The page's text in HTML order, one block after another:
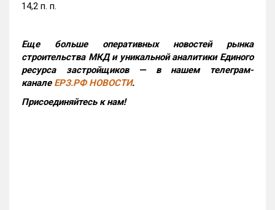
14,2 п. п.
Еще больше оперативных новостей рынка
строительства МКД и уникальной аналитики Единого
ресурса застройщиков — в нашем телеграм-
канале ЕРЗ.РФ НОВОСТИ.
Присоединяйтесь к нам!